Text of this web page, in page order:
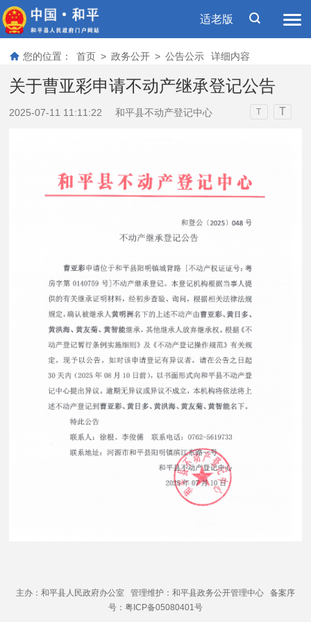
适老版
您的位置： 首页 > 政务公开 > 公告公示 详细内容
关于曹亚彩申请不动产继承登记公告
2025-07-11 11:11:22 和平县不动产登记中心 T T
主办：和平县人民政府办公室 管理维护：和平县政务公开管理中心 备案序
号：粤ICP备05080401号